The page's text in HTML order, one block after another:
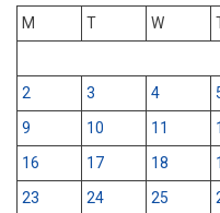
M
T W
2
3 4
9
10 11
16
17 18
23
24 25